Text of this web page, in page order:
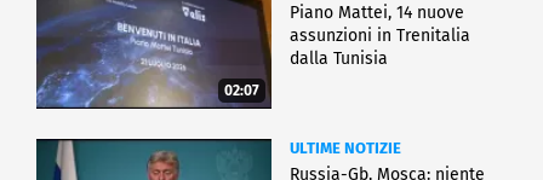
02:07
Piano Mattei, 14 nuove
assunzioni in Trenitalia
dalla Tunisia
ULTIME NOTIZIE
Russia-Gb, Mosca: niente